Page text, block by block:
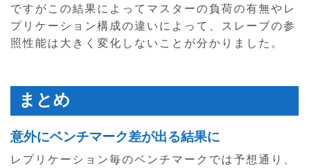
ですがこの結果によってマスターの負荷の有無やレ
プリケーション構成の違いによって、スレーブの参
照性能は大きく変化しないことが分かりました。
まとめ
意外にベンチマーク差が出る結果に
レプリケーション毎のベンチマークでは予想通り、